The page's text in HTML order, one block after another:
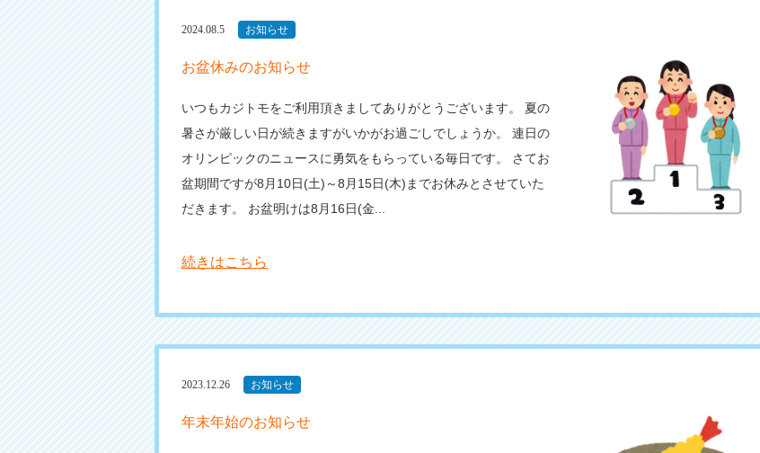
2024.08.5 お知らせ
お盆休みのお知らせ
いつもカジトモをご利用頂きましてありがとうございます。 夏の
暑さが厳しい日が続きますがいかがお過ごしでしょうか。 連日の
オリンピックのニュースに勇気をもらっている毎日です。 さてお
盆期間ですが8月10日(土)～8月15日(木)までお休みとさせていた
だきます。 お盆明けは8月16日(金...
続きはこちら
2023.12.26 お知らせ
年末年始のお知らせ